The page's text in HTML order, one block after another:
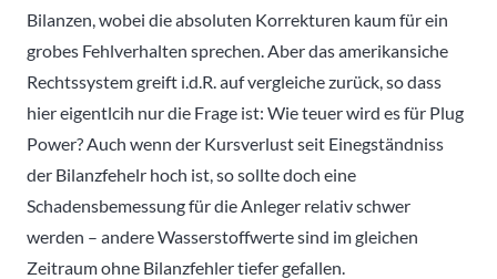
Bilanzen, wobei die absoluten Korrekturen kaum für ein
grobes Fehlverhalten sprechen. Aber das amerikansiche
Rechtssystem greift i.d.R. auf vergleiche zurück, so dass
hier eigentlcih nur die Frage ist: Wie teuer wird es für Plug
Power? Auch wenn der Kursverlust seit Einegständniss
der Bilanzfehelr hoch ist, so sollte doch eine
Schadensbemessung für die Anleger relativ schwer
werden – andere Wasserstoffwerte sind im gleichen
Zeitraum ohne Bilanzfehler tiefer gefallen.